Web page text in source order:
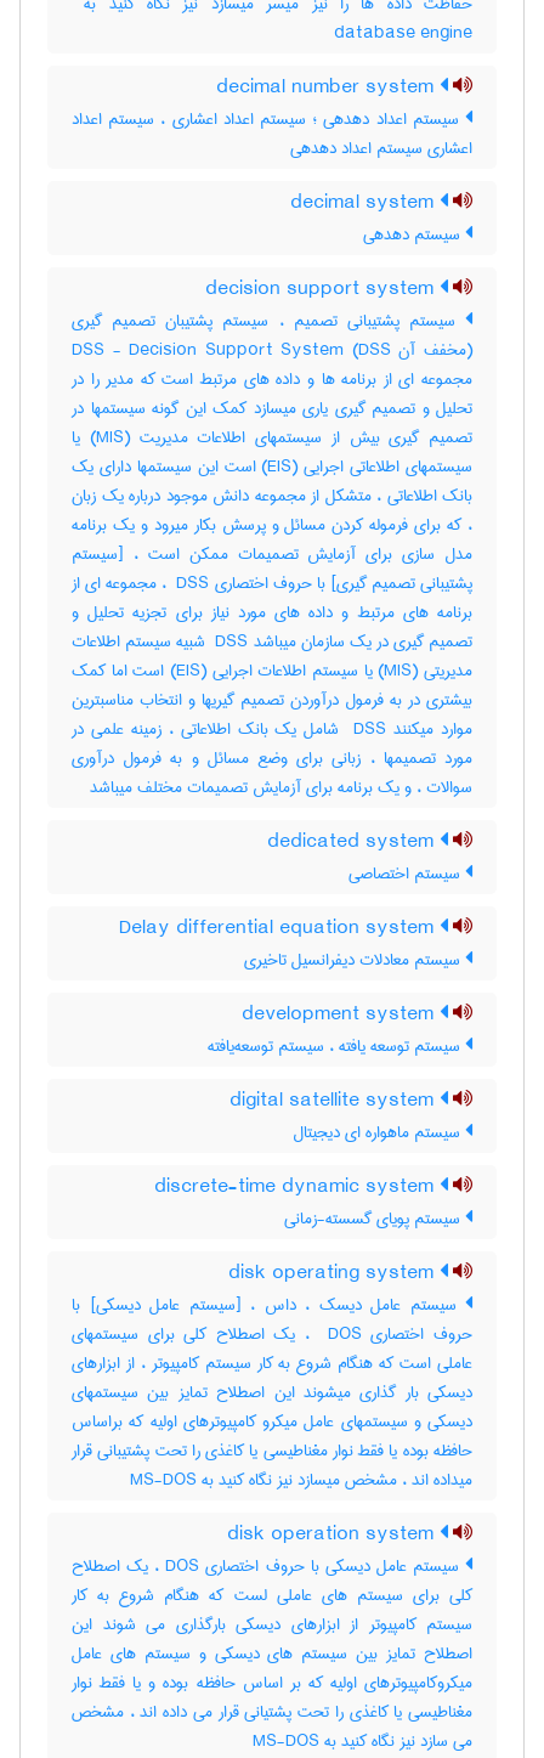
database engine
سیستم اعداد دهدهی ؛ سیستم اعداد اعشاری ، سیستم اعداد
اعشاری سیستم اعداد دهدهی
سیستم دهدهی
سیستم پشتیبانی تصمیم ، سیستم پشتیبان تصمیم گیری
(مخفف آن DSS) DSS - Decision Support System
مجموعه ای از برنامه ها و داده های مرتبط است که مدیر را در
تحلیل و تصمیم گیری یاری میسازد کمک این گونه سیستمها در
تصمیم گیری بیش از سیستمهای اطلاعات مدیریت (MIS) یا
سیستمهای اطلاعاتی اجرایی (EIS) است این سیستمها دارای یک
بانک اطلاعاتی ، متشکل از مجموعه دانش موجود درباره یک زبان
، که برای فرموله کردن مسائل و پرسش بکار میرود و یک برنامه
مدل سازی برای آزمایش تصمیمات ممکن است ، [سیستم
پشتیبانی تصمیم گیری] با حروف اختصاری ‎ DSS ، مجموعه ای از
برنامه های مرتبط و داده های مورد نیاز برای تجزیه تحلیل و
تصمیم گیری در یک سازمان میباشد ‎ DSS شبیه سیستم اطلاعات
مدیریتی (‎MIS) یا سیستم اطلاعات اجرایی (‎EIS) است اما کمک
بیشتری در به فرمول درآوردن تصمیم گیریها و انتخاب مناسبترین
موارد میکنند ‎ DSS شامل یک بانک اطلاعاتی ، زمینه علمی در
مورد تصمیمها ، زبانی برای وضع مسائل و به فرمول درآوری
سوالات ، و یک برنامه برای آزمایش تصمیمات مختلف میباشد
سیستم اختصاصی
سیستم معادلات دیفرانسیل تاخیری
سیستم توسعه یافته ، سیستم توسعه‌یافته
سیستم ماهواره ای دیجیتال
سیستم پویای گسسته-زمانی
سیستم عامل دیسک ، داس ، [سیستم عامل دیسکی] با
حروف اختصاری ‎ DOS ، یک اصطلاح کلی برای سیستمهای
عاملی است که هنگام شروع به کار سیستم کامپیوتر ، از ابزارهای
دیسکی بار گذاری میشوند این اصطلاح تمایز بین سیستمهای
دیسکی و سیستمهای عامل میکرو کامپیوترهای اولیه که براساس
حافظه بوده یا فقط نوار مغناطیسی یا کاغذی را تحت پشتیبانی قرار
میداده اند ، مشخص میسازد نیز نگاه کنید به ‎ MS-DOS
سیستم عامل دیسکی با حروف اختصاری DOS ، یک اصطلاح
کلی برای سیستم های عاملی لست که هنگام شروع به کار
سیستم کامپیوتر از ابزارهای دیسکی بارگذاری می شوند این
اصطلاح تمایز بین سیستم های دیسکی و سیستم های عامل
میکروکامپیوترهای اولیه که بر اساس حافظه بوده و یا فقط نوار
مغناطیسی یا کاغذی را تحت پشتیانی قرار می داده اند ، مشخص
می سازد نیز نگاه کنید به MS-DOS